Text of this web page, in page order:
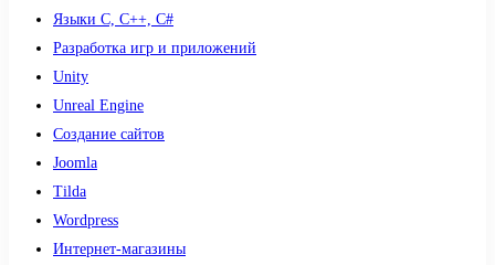
Языки С, С++, С#
Разработка игр и приложений
Unity
Unreal Engine
Создание сайтов
Joomla
Tilda
Wordpress
Интернет-магазины